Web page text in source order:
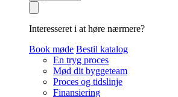
Interesseret i at høre nærmere?
Book møde Bestil katalog
En tryg proces
Mød dit byggeteam
Proces og tidslinje
Finansiering